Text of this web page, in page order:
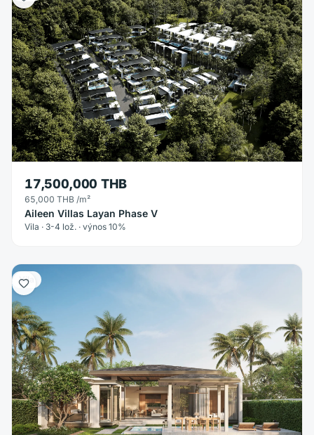
17,500,000 THB
65,000 THB /m²
Aileen Villas Layan Phase V
Vila · 3-4 lož. · výnos 10%
Vila